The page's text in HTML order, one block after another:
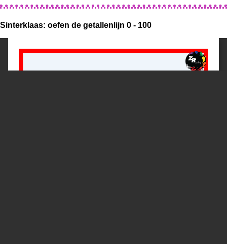
Sinterklaas: oefen de getallenlijn 0 - 100